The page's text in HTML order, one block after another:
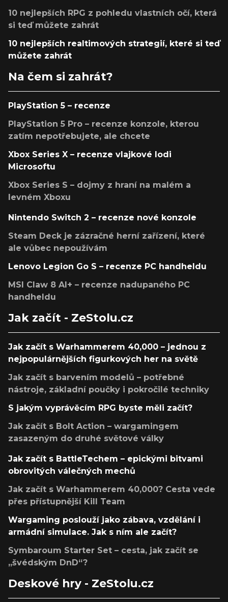
10 nejlepších RPG z pohledu vlastních očí, která
si teď můžete zahrát
10 nejlepších realtimových strategií, které si teď
můžete zahrát
Na čem si zahrát?
PlayStation 5 – recenze
PlayStation 5 Pro – recenze konzole, kterou
zatím nepotřebujete, ale chcete
Xbox Series X – recenze vlajkové lodi
Microsoftu
Xbox Series S – dojmy z hraní na malém a
levném Xboxu
Nintendo Switch 2 – recenze nové konzole
Steam Deck je zázračné herní zařízení, které
ale vůbec nepoužívám
Lenovo Legion Go S – recenze PC handheldu
MSI Claw 8 AI+ – recenze nadupaného PC
handheldu
Jak začít - ZeStolu.cz
Jak začít s Warhammerem 40,000 – jednou z
nejpopulárnějších figurkových her na světě
Jak začít s barvením modelů – potřebné
nástroje, základní poučky i pokročilé techniky
S jakým vyprávěcím RPG byste měli začít?
Jak začít s Bolt Action – wargamingem
zasazeným do druhé světové války
Jak začít s BattleTechem – epickými bitvami
obrovitých válečných mechů
Jak začít s Warhammerem 40,000? Cesta vede
přes přístupnější Kill Team
Wargaming poslouží jako zábava, vzdělání i
armádní simulace. Jak s ním ale začít?
Symbaroum Starter Set – cesta, jak začít se
„švédským DnD“?
Deskové hry - ZeStolu.cz